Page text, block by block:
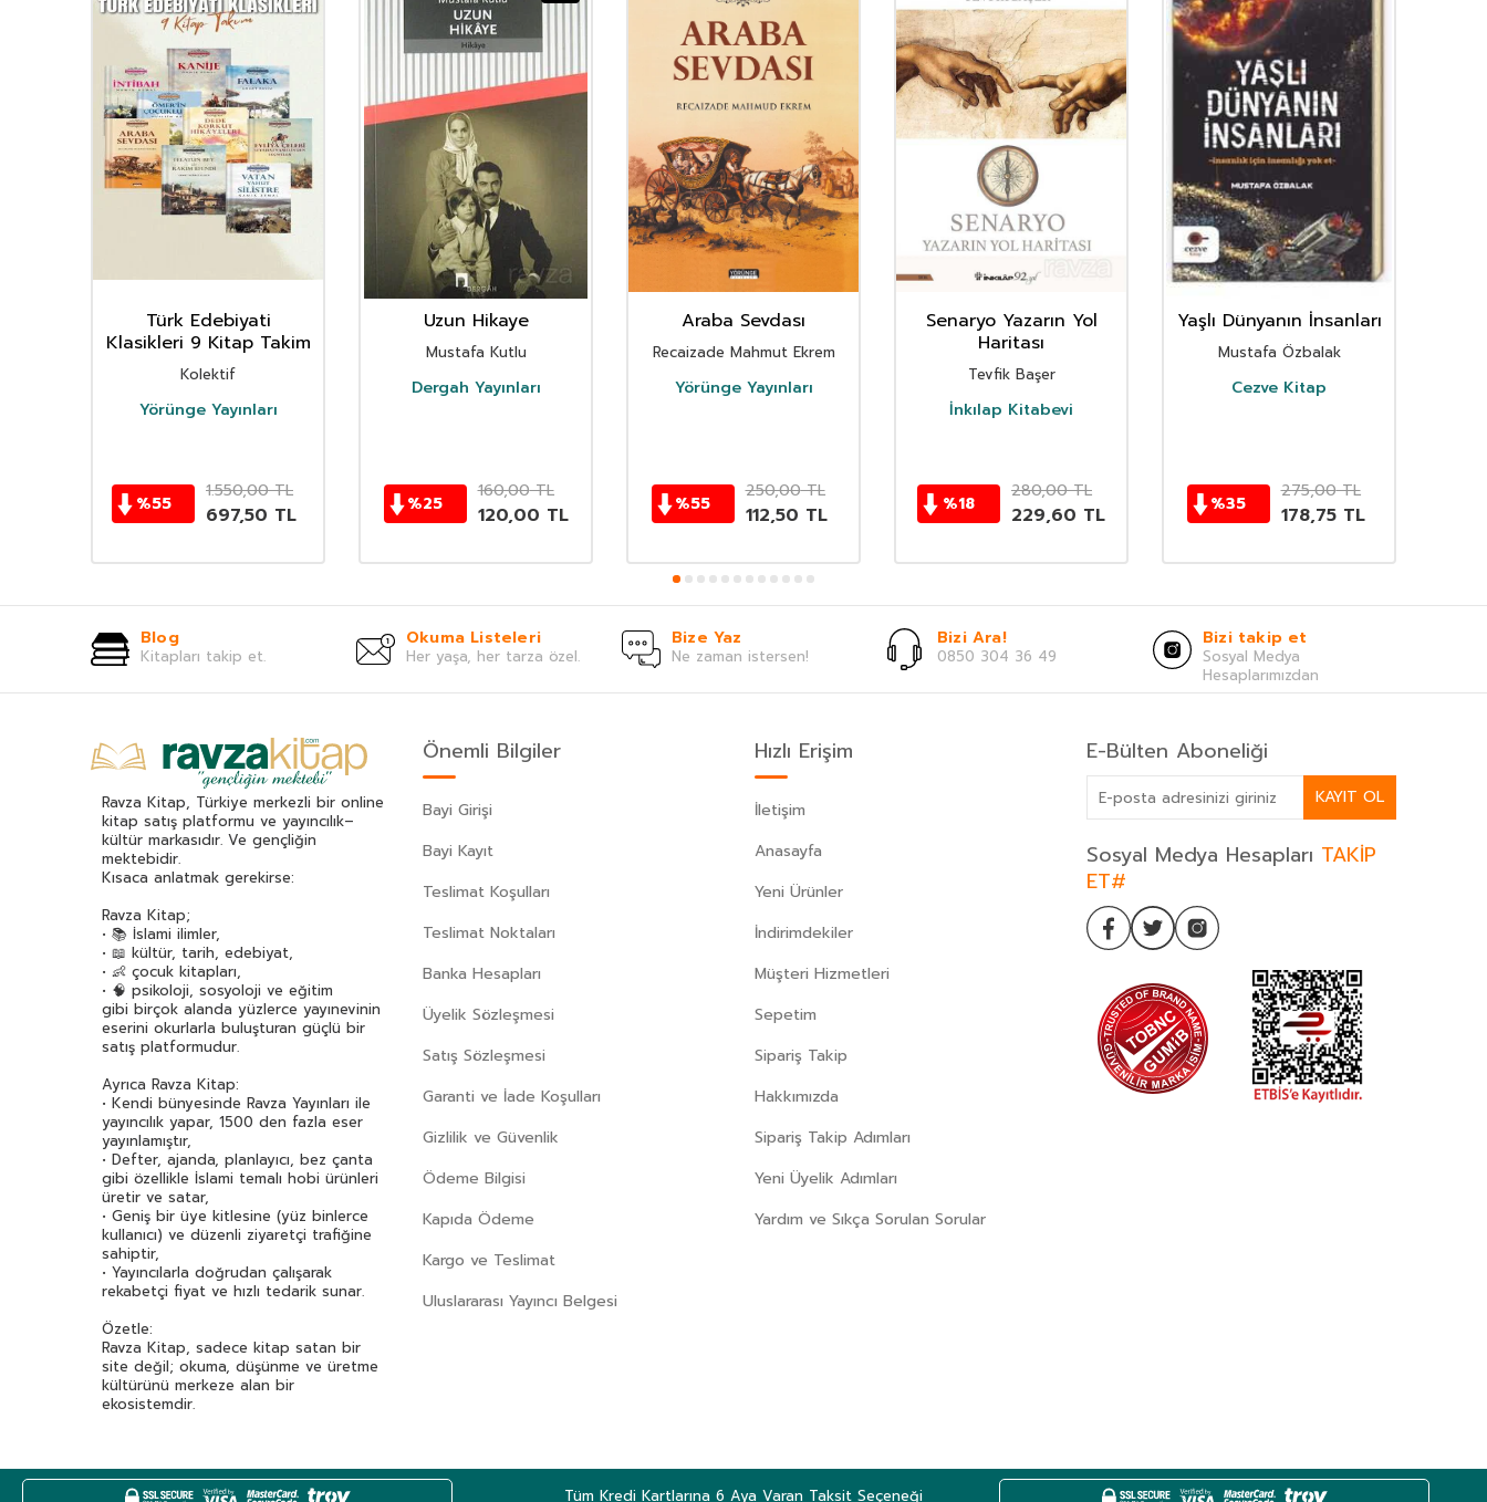
Türk Edebiyati
Klasikleri 9 Kitap Takim
Kolektif
Yörünge Yayınları
%55
1.550,00TL
697,50 TL
Uzun Hikaye
Mustafa Kutlu
Dergah Yayınları
%25
160,00TL
120,00 TL
Araba Sevdası
Recaizade Mahmut Ekrem
Yörünge Yayınları
%55
250,00TL
112,50 TL
Senaryo Yazarın Yol
Haritası
Tevfik Başer
İnkılap Kitabevi
%18
280,00TL
229,60 TL
Yaşlı Dünyanın İnsanları
Mustafa Özbalak
Cezve Kitap
%35
275,00TL
178,75TL
Blog
Kitapları takip et.
Okuma Listeleri
Her yaşa, her tarza özel.
Bize Yaz
Ne zaman istersen!
Bizi Ara!
0850 304 36 49
Bizi takip et
Sosyal Medya
Hesaplarımızdan
Ravza Kitap, Türkiye merkezli bir online
kitap satış platformu ve yayıncılık–
kültür markasıdır. Ve gençliğin
mektebidir.
Kısaca anlatmak gerekirse:
Ravza Kitap;
• 📚 İslami ilimler,
• 📖 kültür, tarih, edebiyat,
• 👶 çocuk kitapları,
• 🧠 psikoloji, sosyoloji ve eğitim
gibi birçok alanda yüzlerce yayınevinin
eserini okurlarla buluşturan güçlü bir
satış platformudur.
Ayrıca Ravza Kitap:
• Kendi bünyesinde Ravza Yayınları ile
yayıncılık yapar, 1500 den fazla eser
yayınlamıştır,
• Defter, ajanda, planlayıcı, bez çanta
gibi özellikle İslami temalı hobi ürünleri
üretir ve satar,
• Geniş bir üye kitlesine (yüz binlerce
kullanıcı) ve düzenli ziyaretçi trafiğine
sahiptir,
• Yayıncılarla doğrudan çalışarak
rekabetçi fiyat ve hızlı tedarik sunar.
Özetle:
Ravza Kitap, sadece kitap satan bir
site değil; okuma, düşünme ve üretme
kültürünü merkeze alan bir
ekosistemdir.
Önemli Bilgiler
Bayi Girişi
Bayi Kayıt
Teslimat Koşulları
Teslimat Noktaları
Banka Hesapları
Üyelik Sözleşmesi
Satış Sözleşmesi
Garanti ve İade Koşulları
Gizlilik ve Güvenlik
Ödeme Bilgisi
Kapıda Ödeme
Kargo ve Teslimat
Uluslararası Yayıncı Belgesi
Hızlı Erişim
İletişim
Anasayfa
Yeni Ürünler
İndirimdekiler
Müşteri Hizmetleri
Sepetim
Sipariş Takip
Hakkımızda
Sipariş Takip Adımları
Yeni Üyelik Adımları
Yardım ve Sıkça Sorulan Sorular
E-Bülten Aboneliği
KAYIT OL
Sosyal Medya Hesapları TAKİP
ET#
Tüm Kredi Kartlarına 6 Aya Varan Taksit Seçeneği